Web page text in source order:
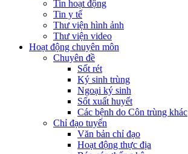
Tin hoạt động
Tin y tế
Thư viện hình ảnh
Thư viện video
Hoạt động chuyên môn
Chuyên đề
Sốt rét
Ký sinh trùng
Ngoại ký sinh
Sốt xuất huyết
Các bệnh do Côn trùng khác
Chỉ đạo tuyến
Văn bản chỉ đạo
Hoạt động thực địa